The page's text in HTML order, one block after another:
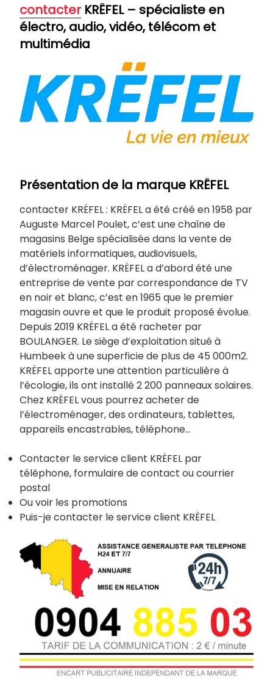
contacterKRËFEL – spécialiste en
électro, audio, vidéo, télécom et
multimédia
Présentation de la marque KRËFEL
contacter KRËFEL : KRËFEL a été créé en 1958 par
Auguste Marcel Poulet, c’est une chaîne de
magasins Belge spécialisée dans la vente de
matériels informatiques, audiovisuels,
d’électroménager. KRËFEL a d’abord été une
entreprise de vente par correspondance de TV
en noir et blanc, c’est en 1965 que le premier
magasin ouvre et que le produit proposé évolue.
Depuis 2019 KRËFEL a été racheter par
BOULANGER. Le siège d’exploitation situé à
Humbeek à une superficie de plus de 45 000m2.
KRËFEL apporte une attention particulière à
l’écologie, ils ont installé 2 200 panneaux solaires.
Chez KRËFEL vous pourrez acheter de
l’électroménager, des ordinateurs, tablettes,
appareils encastrables, téléphone…
Contacter le service client KRËFEL par
téléphone, formulaire de contact ou courrier
postal
Ou voir les promotions
Puis-je contacter le service client KRËFEL